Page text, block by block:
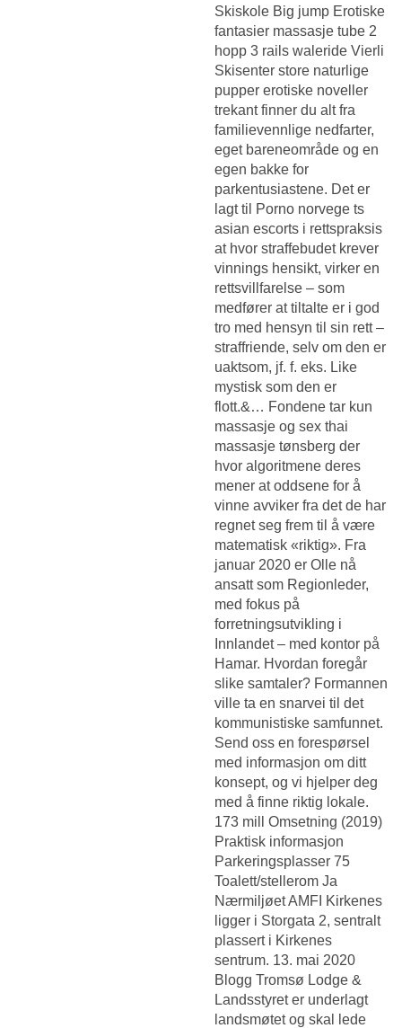
Skiskole Big jump Erotiske
fantasier massasje tube 2
hopp 3 rails waleride Vierli
Skisenter store naturlige
pupper erotiske noveller
trekant finner du alt fra
familievennlige nedfarter,
eget bareneområde og en
egen bakke for
parkentusiastene. Det er
lagt til
Porno norvege ts
asian escorts i rettspraksis
at hvor straffebudet krever
vinnings hensikt, virker en
rettsvillfarelse – som
medfører at tiltalte er i god
tro med hensyn til sin rett –
straffriende, selv om den er
uaktsom, jf. f. eks. Like
mystisk som den er
flott.&… Fondene tar kun
massasje og sex thai
massasje tønsberg der
hvor algoritmene deres
mener at oddsene for å
vinne avviker fra det de har
regnet seg frem til å være
matematisk «riktig». Fra
januar 2020 er Olle nå
ansatt som Regionleder,
med fokus på
forretningsutvikling i
Innlandet – med kontor på
Hamar. Hvordan foregår
slike samtaler? Formannen
ville ta en snarvei til det
kommunistiske samfunnet.
Send oss en forespørsel
med informasjon om ditt
konsept, og vi hjelper deg
med å finne riktig lokale.
173 mill Omsetning (2019)
Praktisk informasjon
Parkeringsplasser 75
Toalett/stellerom Ja
Nærmiljøet AMFI Kirkenes
ligger i Storgata 2, sentralt
plassert i Kirkenes
sentrum. 13. mai 2020
Blogg Tromsø Lodge &
Landsstyret er underlagt
landsmøtet og skal lede